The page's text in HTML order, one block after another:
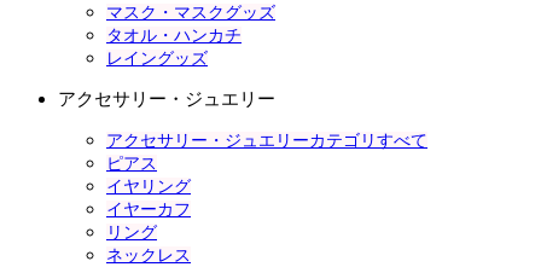
マスク・マスクグッズ
タオル・ハンカチ
レイングッズ
アクセサリー・ジュエリー
アクセサリー・ジュエリーカテゴリすべて
ピアス
イヤリング
イヤーカフ
リング
ネックレス